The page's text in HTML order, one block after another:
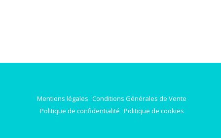
Mentions légales Conditions Générales de Vente
Politique de confidentialité Politique de cookies